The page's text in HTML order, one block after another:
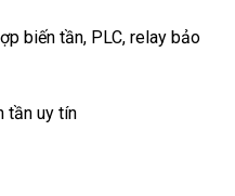
biến tần, PLC, relay bảo
tần uy tín